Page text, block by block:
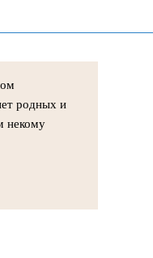
родных и
некому